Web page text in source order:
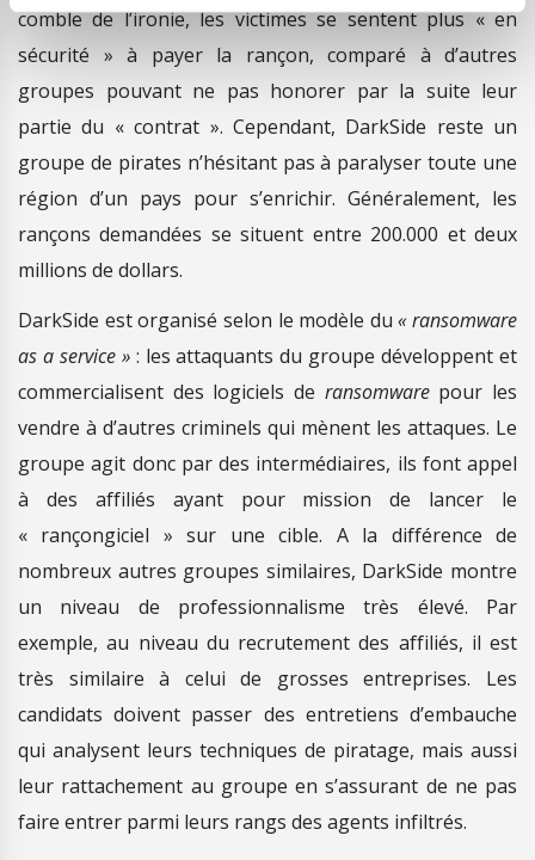
comble de l’ironie, les victimes se sentent plus « en
sécurité » à payer la rançon, comparé à d’autres
groupes pouvant ne pas honorer par la suite leur
partie du « contrat ». Cependant, DarkSide reste un
groupe de pirates n’hésitant pas à paralyser toute une
région d’un pays pour s’enrichir. Généralement, les
rançons demandées se situent entre 200.000 et deux
millions de dollars.
DarkSide est organisé selon le modèle du« ransomware
as a service » : les attaquants du groupe développent et
commercialisent des logiciels de ransomwarepour les
vendre à d’autres criminels qui mènent les attaques. Le
groupe agit donc par des intermédiaires, ils font appel
à des affiliés ayant pour mission de lancer le
« rançongiciel » sur une cible. A la différence de
nombreux autres groupes similaires, DarkSide montre
un niveau de professionnalisme très élevé. Par
exemple, au niveau du recrutement des affiliés, il est
très similaire à celui de grosses entreprises. Les
candidats doivent passer des entretiens d’embauche
qui analysent leurs techniques de piratage, mais aussi
leur rattachement au groupe en s’assurant de ne pas
faire entrer parmi leurs rangs des agents infiltrés.